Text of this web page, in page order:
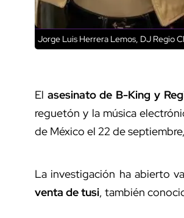
Jorge Luis Herrera Lemos, DJ Regio
El asesinato de B-King y
reguetón y la música
de México el 22 de
La investigación ha abierto
venta de tusi, también